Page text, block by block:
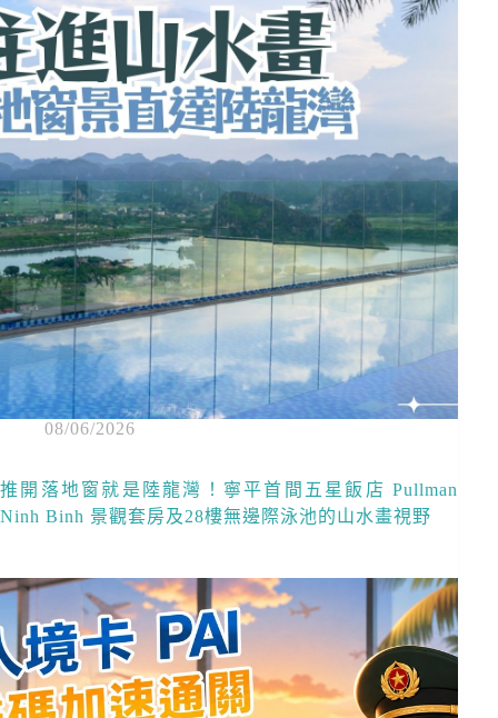
08/06/2026
推開落地窗就是陸龍灣！寧平首間五星飯店 Pullman
Ninh Binh 景觀套房及28樓無邊際泳池的山水畫視野